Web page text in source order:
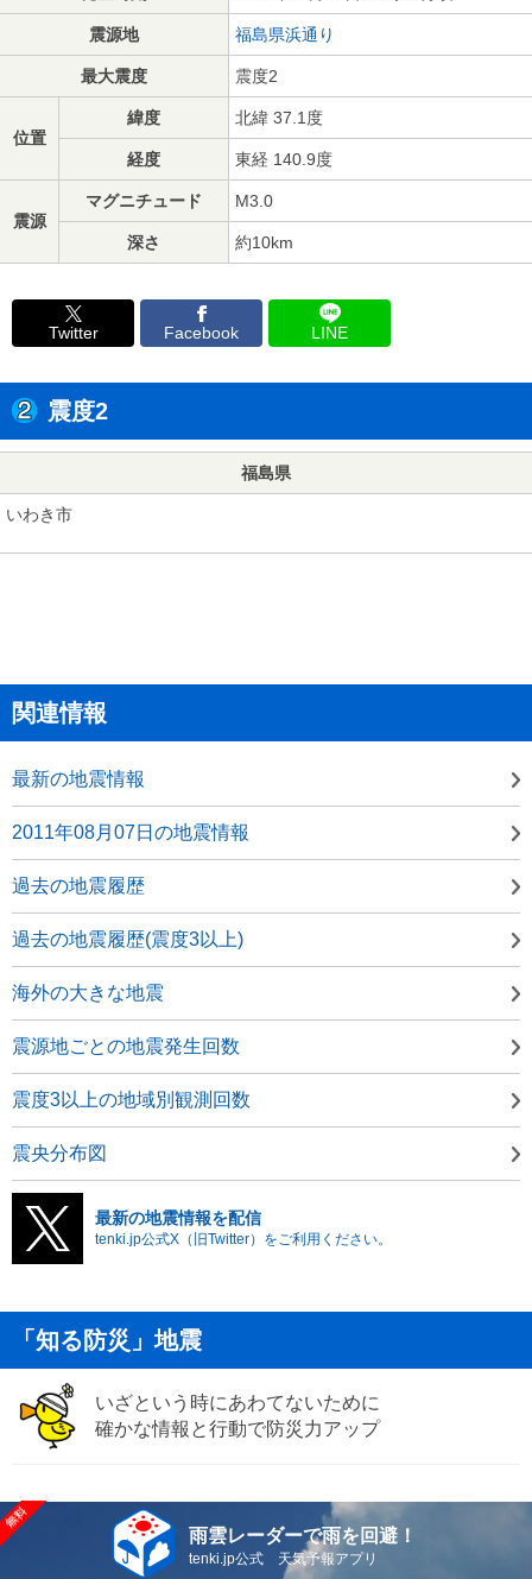
震源地 福島県浜通り
最大震度 震度2
位置
緯度 北緯 37.1度
経度 東経 140.9度
震源
マグニチュード M3.0
深さ 約10km
Twitter Facebook LINE
震度2
福島県
いわき市
関連情報
最新の地震情報
2011年08月07日の地震情報
過去の地震履歴
過去の地震履歴(震度3以上)
海外の大きな地震
震源地ごとの地震発生回数
震度3以上の地域別観測回数
震央分布図
最新の地震情報を配信
tenki.jp公式X（旧Twitter）をご利用ください。
「知る防災」地震
いざという時にあわてないために
確かな情報と行動で防災力アップ
雨雲レーダーで雨を回避！
tenki.jp公式 天気予報アプリ